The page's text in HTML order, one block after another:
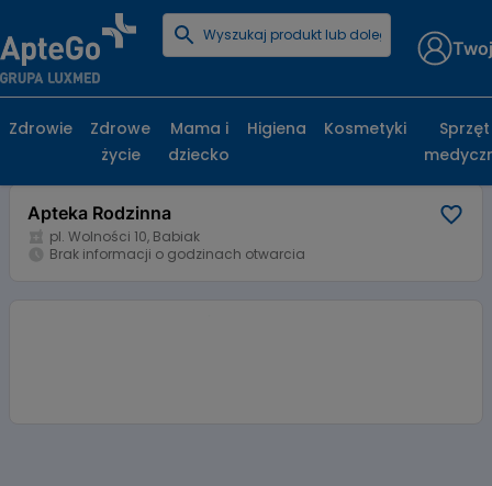
Strona główna
Apteka Rodzinna, pl. Wolności 10, Babiak
Karta apteki
Apteka Rodzinna
pl. Wolności 10, Babiak
Brak informacji o godzinach otwarcia
Zdrowie
Zdrowe
życie
Mama i
dziecko
Higiena Kosmetyki
Sprzęt